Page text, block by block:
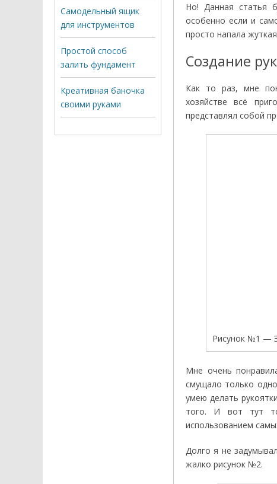
Но! Данная статья
особенно если и
просто напала
Создание
Как то раз, мне
хозяйстве всё
представлял собой
Рисунок №1 —
Мне очень
смущало только
умею делать
того. И вот тут
использованием
Долго я не
жалко рисунок №2.
Самодельный ящик
для инструментов
Простой способ
залить фундамент
Креативная баночка
своими руками